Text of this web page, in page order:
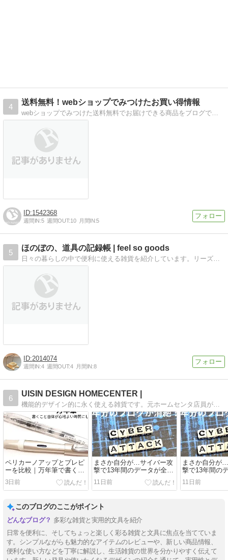
4
送料無料！webショップでみつけたお買い得情報
webショップでみつけた送料無料でお届けできる商品をブログで更新しています。
1542368
週間IN:5 週間OUT:10 月間IN:5
5
ほのぼの、道具の記録帳 | feel so goods
日々の暮らしの中で便利に使える雑貨を紹介しています。リーズナブルな商品が多いので取り入れやすい物がたくさんあります。実際に使用した感想なので参考にして頂けます。
2014074
週間IN:4 週間OUT:4 月間IN:8
6
UISIN DESIGN HOMECENTER |
機能的デザイン的に永く使える雑貨です。元ホームセンタ店員がセレクトした手放せない雑貨を取り扱ってます。
ペリカーノアップとプレピ
ーを比較｜万年筆で書くの
が楽しくなる話
3日前
まさか自分が…サイバー攻
撃で13年間のデータが全消
滅した話と重要な教訓
11日前
まさか自分が
撃で13年間の
滅した話と重
11日前
このブログのここがポイント
多彩な雑貨と実用的文具を紹介
日常を便利に、そしてちょっと楽しく彩る雑貨と文具に焦点を当てていま
す。シンプルながらも魅力的なアイテムのレビューや、新しい商品情報、
便利な使い方などを丁寧に解説し、生活雑貨の世界を分かりやすく伝えて